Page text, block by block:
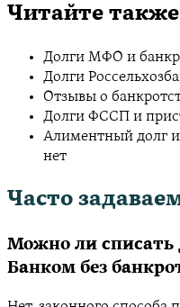
Читайте также
Долги МФО и
Долги
Отзывы о
Долги ФССП и
Алиментный долг и
нет
Часто
Можно ли списать
Банком без